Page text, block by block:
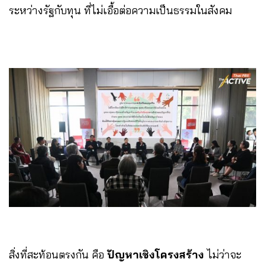
ระหว่างรัฐกับทุน ที่ไม่เอื้อต่อความเป็นธรรมในสังคม
สิ่งที่สะท้อนตรงกัน คือปัญหาเชิงโครงสร้าง ไม่ว่าจะ